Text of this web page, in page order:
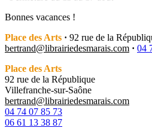
Bonnes vacances !
Place des Arts · 92 rue de la
bertrand@librairiedesmarais.com · 04
Place des Arts
92 rue de la République
Villefranche-sur-Saône
bertrand@librairiedesmarais.com
04 74 07 85 73
06 61 13 38 87